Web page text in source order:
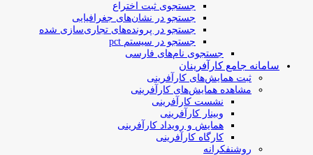
جستجوی ثبت اختراع
جستجو در نشان‌های جغرافیایی
جستجو در پرونده‌های تجاری‌سازی شده
جستجو در سیستم pct
جستجوی نام‌های فارسی
سامانه جامع کارآفرینان
ثبت همایش‌های کارآفرینی
مشاهده همایش‌های کارآفرینی
نشست کارآفرینی
وبینار کارآفرینی
همایش و رویداد کارآفرینی
کارگاه کارآفرینی
روشنفکرانه